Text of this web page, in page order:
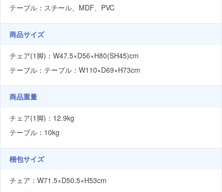
テーブル：スチール、MDF、PVC
商品サイズ
チェア(1脚)：W47.5×D56×H80(SH45)cm
テーブル：テーブル：W110×D69×H73cm
商品重量
チェア(1脚)：12.9kg
テーブル：10kg
梱包サイズ
チェア：W71.5×D50.5×H53cm